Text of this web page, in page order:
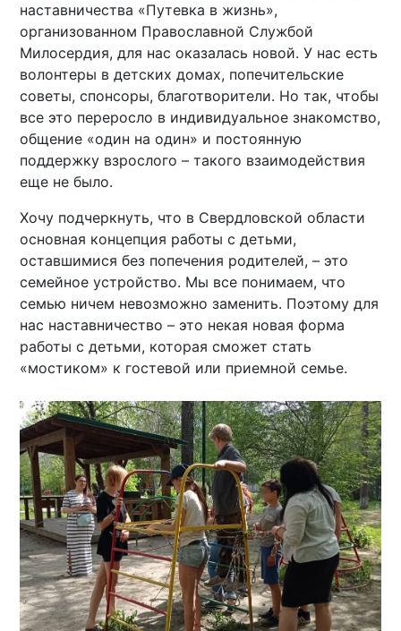
наставничества «Путевка в жизнь»,
организованном Православной Службой
Милосердия, для нас оказалась новой. У нас есть
волонтеры в детских домах, попечительские
советы, спонсоры, благотворители. Но так, чтобы
все это переросло в индивидуальное знакомство,
общение «один на один» и постоянную
поддержку взрослого – такого взаимодействия
еще не было.
Хочу подчеркнуть, что в Свердловской области
основная концепция работы с детьми,
оставшимися без попечения родителей, – это
семейное устройство. Мы все понимаем, что
семью ничем невозможно заменить. Поэтому для
нас наставничество – это некая новая форма
работы с детьми, которая сможет стать
«мостиком» к гостевой или приемной семье.